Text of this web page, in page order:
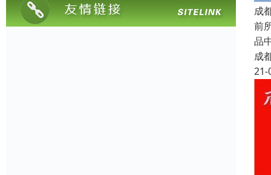
成
前
品
成
21-